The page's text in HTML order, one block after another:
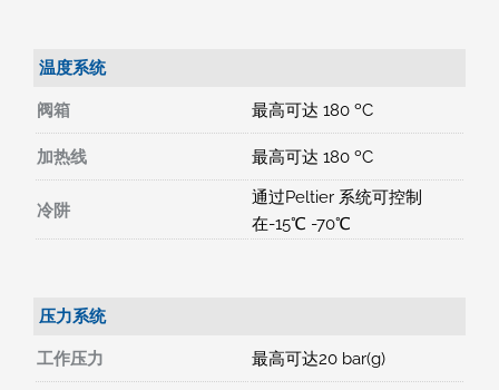
温度系统
阀箱 最高可达 180 ºC
加热线 最高可达 180 ºC
冷阱
通过Peltier 系统可控制
在-15℃ -70℃
压力系统
工作压力 最高可达20 bar(g)